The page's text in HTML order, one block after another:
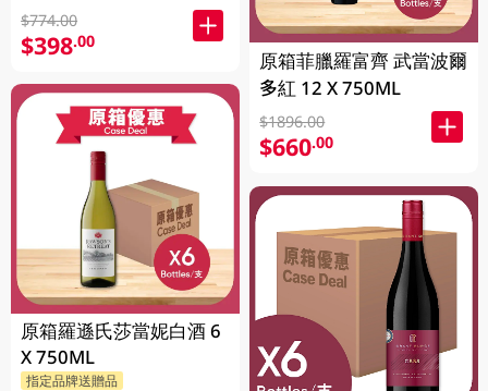
$774.00
$398.00
原箱羅遜氏莎當妮白酒 6
X 750ML
指定品牌送贈品
原箱菲臘羅富齊 武當波爾
多紅 12 X 750ML
$1896.00
$660.00